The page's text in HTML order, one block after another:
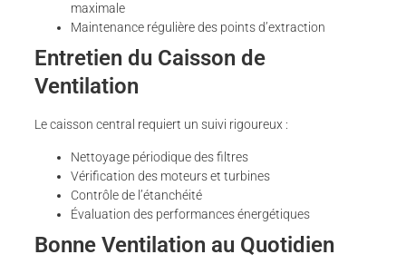
maximale
Maintenance régulière des points d’extraction
Entretien du Caisson de
Ventilation
Le caisson central requiert un suivi rigoureux :
Nettoyage périodique des filtres
Vérification des moteurs et turbines
Contrôle de l’étanchéité
Évaluation des performances énergétiques
Bonne Ventilation au Quotidien